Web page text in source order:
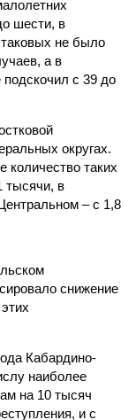
шести, в
таковых не было
а в
подскочил с 39 до
округах.
таких
тысячи, в
– с 1,8
снижение
Кабардино-
наиболее
на 10 тысяч
и с